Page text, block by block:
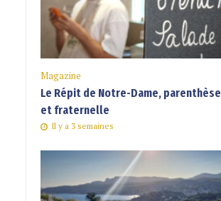
Magazine
Le Répit de Notre-Dame,
et fraternelle
Il y a 3 semaines